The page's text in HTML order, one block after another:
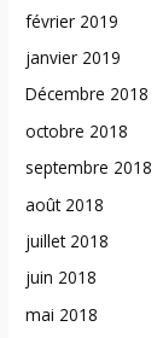
février 2019
janvier 2019
Décembre 2018
octobre 2018
septembre 2018
août 2018
juillet 2018
juin 2018
mai 2018